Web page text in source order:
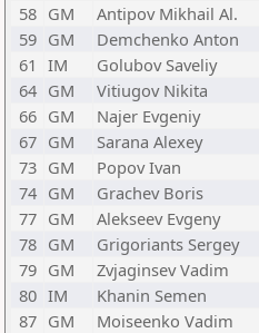
58 GM Antipov Mikhail Al.
59 GM Demchenko Anton
61 IM Golubov Saveliy
64 GM Vitiugov Nikita
66 GM Najer Evgeniy
67 GM Sarana Alexey
73 GM Popov Ivan
74 GM Grachev Boris
77 GM Alekseev Evgeny
78 GM Grigoriants Sergey
79 GM Zvjaginsev Vadim
80 IM Khanin Semen
87 GM Moiseenko Vadim